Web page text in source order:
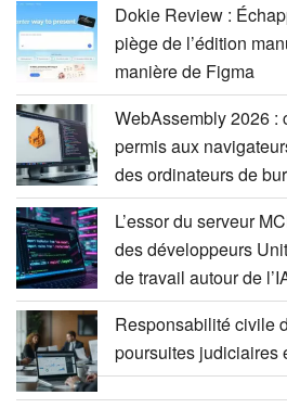
Dokie Review :
piège de l’édition
manière de Figma
WebAssembly 2026 :
permis aux
des ordinateurs de
L’essor du serveur
des développeurs
de travail autour de
Responsabilité civile
poursuites judiciaires